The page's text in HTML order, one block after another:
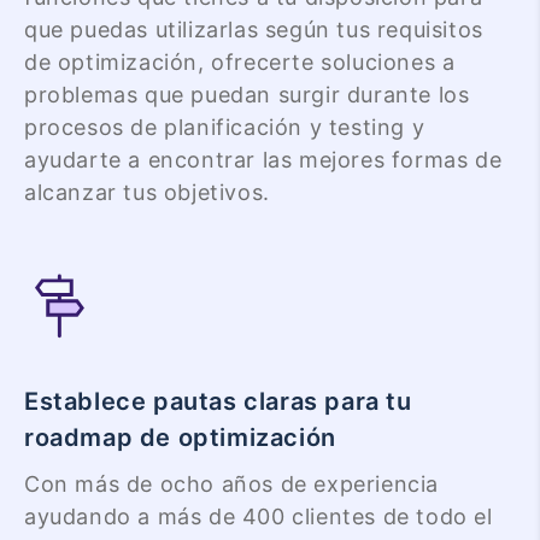
que puedas utilizarlas según tus requisitos
de optimización, ofrecerte soluciones a
problemas que puedan surgir durante los
procesos de planificación y testing y
ayudarte a encontrar las mejores formas de
alcanzar tus objetivos.
Establece pautas claras para tu
roadmap de optimización
Con más de ocho años de experiencia
ayudando a más de 400 clientes de todo el